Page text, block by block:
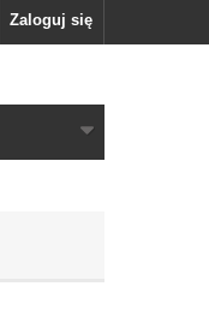
Zaloguj się